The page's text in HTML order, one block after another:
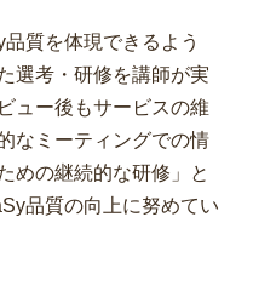
質を体現できるよう
選考・研修を講師が実
ュー後もサービスの維
なミーティングでの情
めの継続的な研修」と
品質の向上に努めてい